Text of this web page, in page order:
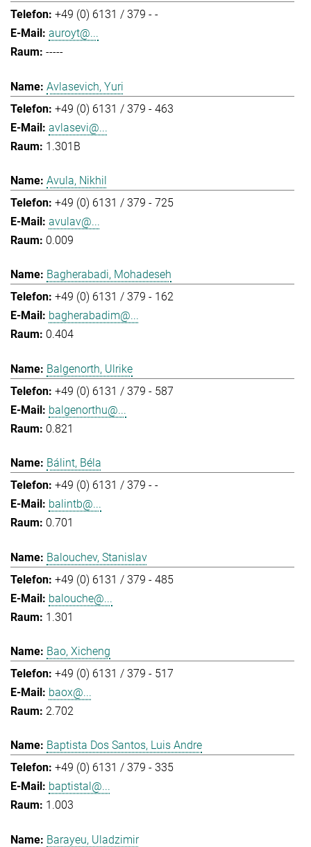
+49 (0) 6131 / 379 - -
auroyt@...
-----
Avlasevich, Yuri
+49 (0) 6131 / 379 - 463
avlasevi@...
1.301B
Avula, Nikhil
+49 (0) 6131 / 379 - 725
avulav@...
0.009
Bagherabadi, Mohadeseh
+49 (0) 6131 / 379 - 162
bagherabadim@...
0.404
Balgenorth, Ulrike
+49 (0) 6131 / 379 - 587
balgenorthu@...
0.821
Bálint, Béla
+49 (0) 6131 / 379 - -
balintb@...
0.701
Balouchev, Stanislav
+49 (0) 6131 / 379 - 485
balouche@...
1.301
Bao, Xicheng
+49 (0) 6131 / 379 - 517
baox@...
2.702
Baptista Dos Santos, Luis Andre
+49 (0) 6131 / 379 - 335
baptistal@...
1.003
Barayeu, Uladzimir